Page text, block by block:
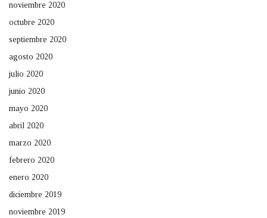
noviembre 2020
octubre 2020
septiembre 2020
agosto 2020
julio 2020
junio 2020
mayo 2020
abril 2020
marzo 2020
febrero 2020
enero 2020
diciembre 2019
noviembre 2019